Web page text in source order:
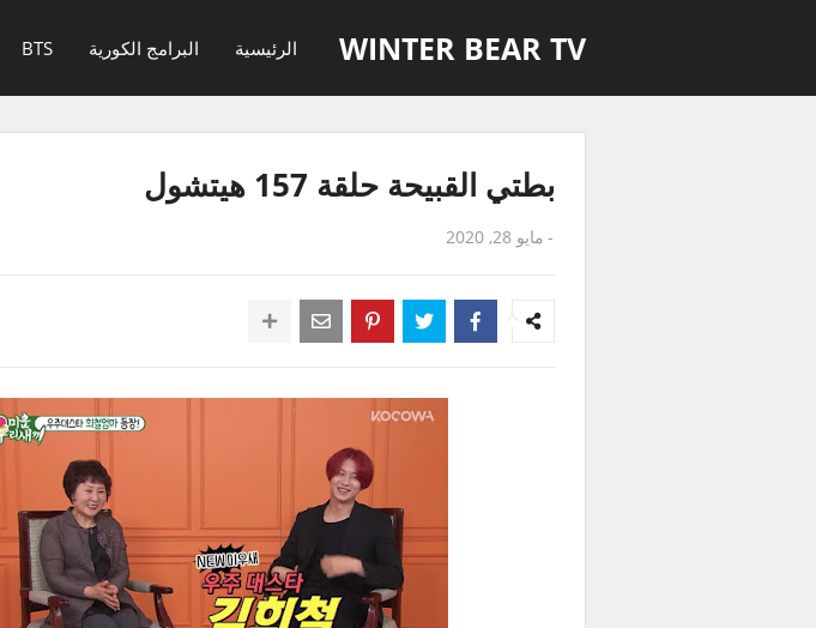
WINTER BEAR TV الرئيسية البرامج الكورية BTS
بطتي القبيحة حلقة 157 هيتشول
- مايو 28, 2020